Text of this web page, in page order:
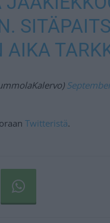
AIKA
Twitteristä.